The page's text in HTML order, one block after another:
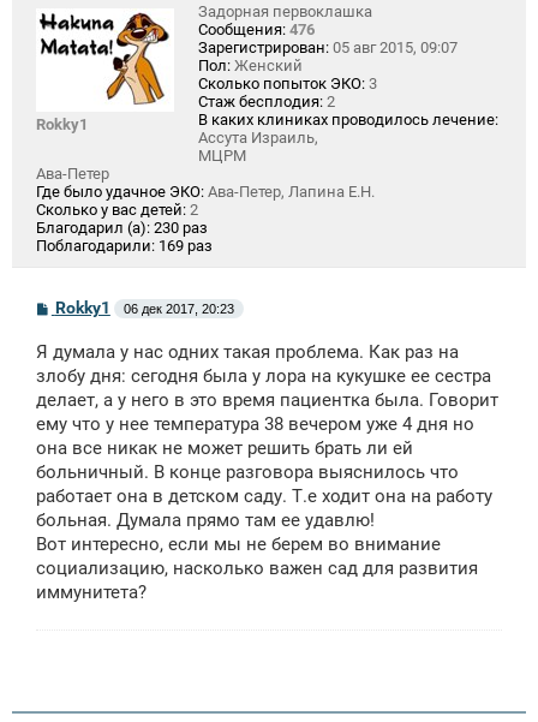
Rokky1
Задорная первоклашка
Сообщения: 476
Зарегистрирован: 05 авг 2015, 09:07
Пол: Женский
Сколько попыток ЭКО: 3
Стаж бесплодия: 2
В каких клиниках проводилось лечение:
Ассута Израиль,
МЦРМ
Ава-Петер
Где было удачное ЭКО: Ава-Петер, Лапина Е.Н.
Сколько у вас детей: 2
Благодарил (а): 230 раз
Поблагодарили: 169 раз
С
о
б
щ
н
и
Rokky1 06 дек 2017, 20:23
Я думала у нас одних такая проблема. Как раз на
злобу дня: сегодня была у лора на кукушке ее сестра
делает, а у него в это время пациентка была. Говорит
ему что у нее температура 38 вечером уже 4 дня но
она все никак не может решить брать ли ей
больничный. В конце разговора выяснилось что
работает она в детском саду. Т.е ходит она на работу
больная. Думала прямо там ее удавлю!
Вот интересно, если мы не берем во внимание
социализацию, насколько важен сад для развития
иммунитета?